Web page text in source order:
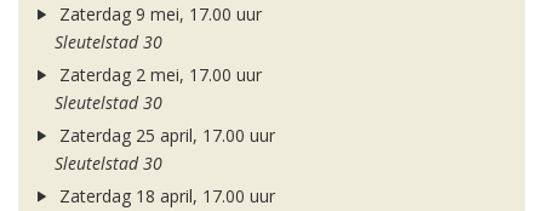
Zaterdag 9 mei, 17.00 uur
Sleutelstad 30
Zaterdag 2 mei, 17.00 uur
Sleutelstad 30
Zaterdag 25 april, 17.00 uur
Sleutelstad 30
Zaterdag 18 april, 17.00 uur